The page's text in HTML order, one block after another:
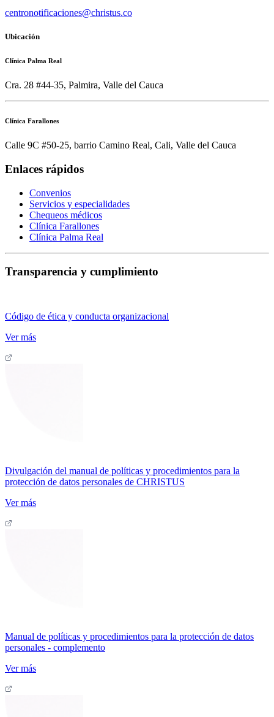
centronotificaciones@christus.co
Ubicación
Clínica Palma Real
Cra. 28 #44-35, Palmira, Valle del Cauca
Clínica Farallones
Calle 9C #50-25, barrio Camino Real, Cali, Valle del Cauca
Enlaces rápidos
Convenios
Servicios y especialidades
Chequeos médicos
Clínica Farallones
Clínica Palma Real
Transparencia y cumplimiento
Código de ética y conducta organizacional
Ver más
Divulgación del manual de políticas y procedimientos para la
protección de datos personales de CHRISTUS
Ver más
Manual de políticas y procedimientos para la protección de datos
personales - complemento
Ver más